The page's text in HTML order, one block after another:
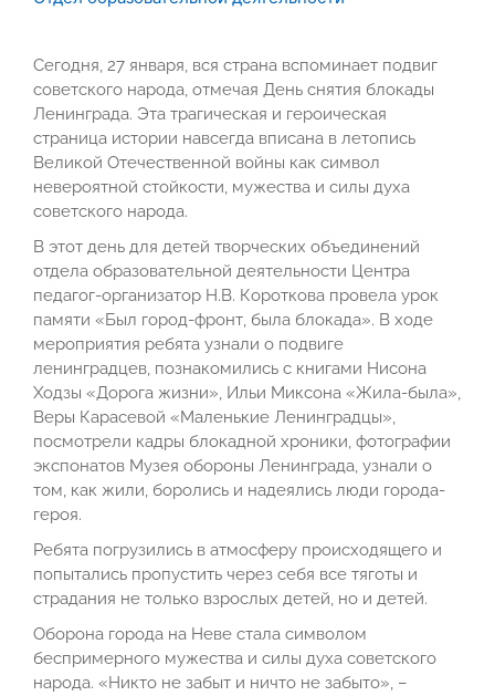
Сегодня, 27 января, вся страна вспоминает подвиг
советского народа, отмечая День снятия блокады
Ленинграда. Эта трагическая и героическая
страница истории навсегда вписана в летопись
Великой Отечественной войны как символ
невероятной стойкости, мужества и силы духа
советского народа.
В этот день для детей творческих объединений
отдела образовательной деятельности Центра
педагог-организатор Н.В. Короткова провела урок
памяти «Был город-фронт, была блокада». В ходе
мероприятия ребята узнали о подвиге
ленинградцев, познакомились с книгами Нисона
Ходзы «Дорога жизни», Ильи Миксона «Жила-была»,
Веры Карасевой «Маленькие Ленинградцы»,
посмотрели кадры блокадной хроники, фотографии
экспонатов Музея обороны Ленинграда, узнали о
том, как жили, боролись и надеялись люди города-
героя.
Ребята погрузились в атмосферу происходящего и
попытались пропустить через себя все тяготы и
страдания не только взрослых детей, но и детей.
Оборона города на Неве стала символом
беспримерного мужества и силы духа советского
народа. «Никто не забыт и ничто не забыто», –